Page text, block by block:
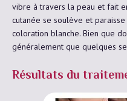
vibre à travers la peau et fait
cutanée se soulève et
coloration blanche. Bien que
généralement que quelques
Résultats du